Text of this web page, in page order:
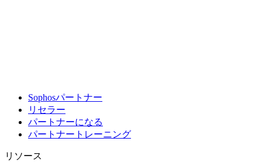
Sophosパートナー
リセラー
パートナーになる
パートナートレーニング
リソース